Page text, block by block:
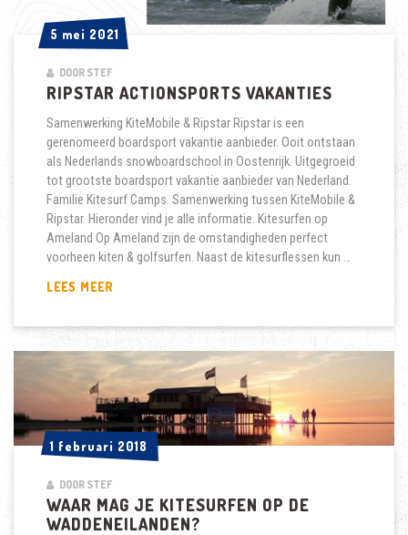
5 mei 2021
5 mei 2021
DOOR STEF
RIPSTAR ACTIONSPORTS VAKANTIES
Samenwerking KiteMobile & Ripstar Ripstar is een
gerenomeerd boardsport vakantie aanbieder. Ooit ontstaan
als Nederlands snowboardschool in Oostenrijk. Uitgegroeid
tot grootste boardsport vakantie aanbieder van Nederland.
Familie Kitesurf Camps. Samenwerking tussen KiteMobile &
Ripstar. Hieronder vind je alle informatie. Kitesurfen op
Ameland Op Ameland zijn de omstandigheden perfect
voorheen kiten & golfsurfen. Naast de kitesurflessen kun …
LEES MEER
1 februari 2018
1 februari 2018
DOOR STEF
WAAR MAG JE KITESURFEN OP DE
WADDENEILANDEN?